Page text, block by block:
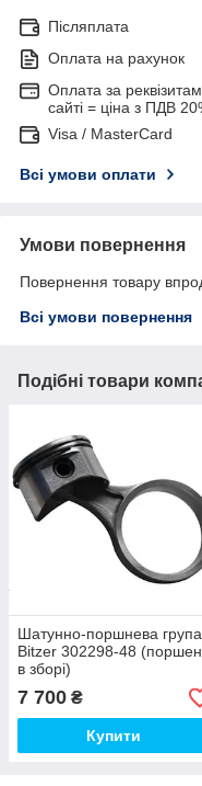
Післяплата
Оплата на рахунок
Оплата за
сайті = ціна з ПДВ
Visa / MasterCard
Всі умови оплати
Умови повернення
Повернення товару
Всі умови повернення
Подібні товари
Шатунно-поршнева група
Bitzer 302298-48
в зборі)
7 700 ₴
Купити